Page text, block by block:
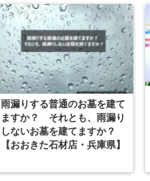
雨漏りする普通のお墓を建て
ますか？ それとも、雨漏り
しないお墓を建てますか？
【おおきた石材店・兵庫県】